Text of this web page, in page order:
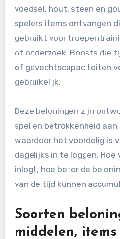
voedsel, hout, steen en
spelers items ontvangen
gebruikt voor
of onderzoek. Boosts die
of gevechtscapaciteiten
gebruikelijk.
Deze beloningen zijn
spel en betrokkenheid aan
waardoor het voordelig is
dagelijks in te loggen. Hoe
inlogt, hoe beter de
van de tijd kunnen
Soorten
middelen,